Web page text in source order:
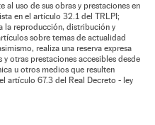
al uso de sus obras y prestaciones en
en el artículo 32.1 del TRLPI;
la reproducción, distribución y
sobre temas de actualidad
realiza una reserva expresa
otras prestaciones accesibles desde
u otros medios que resulten
artículo 67.3 del Real Decreto - ley